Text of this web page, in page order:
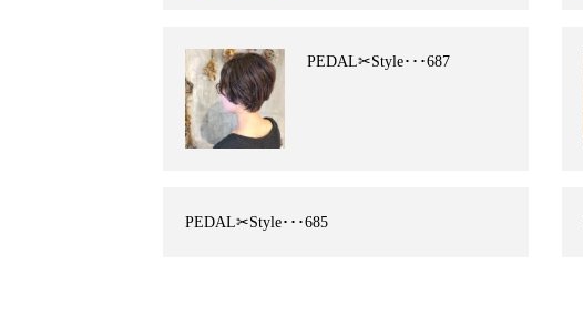
PEDAL✂︎Style･･･687
PEDAL✂︎Style･･･685